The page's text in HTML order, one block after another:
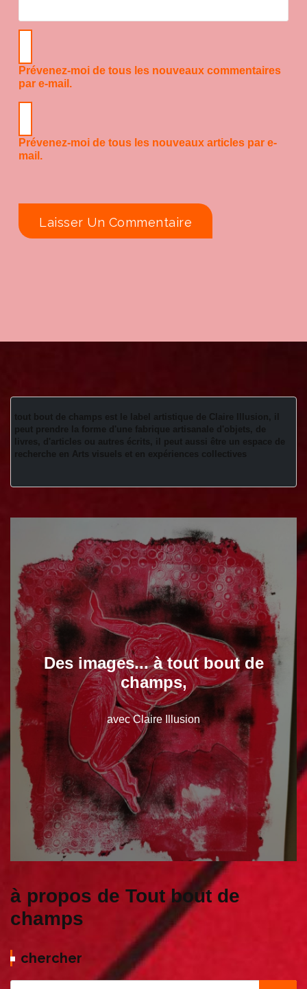
Prévenez-moi de tous les nouveaux commentaires
par e-mail.
Prévenez-moi de tous les nouveaux articles par e-
mail.
tout bout de champs est le label artistique de Claire Illusion, il
peut prendre la forme d'une fabrique artisanale d'objets, de
livres, d'articles ou autres écrits, il peut aussi être un espace de
recherche en Arts visuels et en expériences collectives
Des images... à tout bout de
champs,
avec Claire Illusion
à propos de Tout bout de
champs
chercher